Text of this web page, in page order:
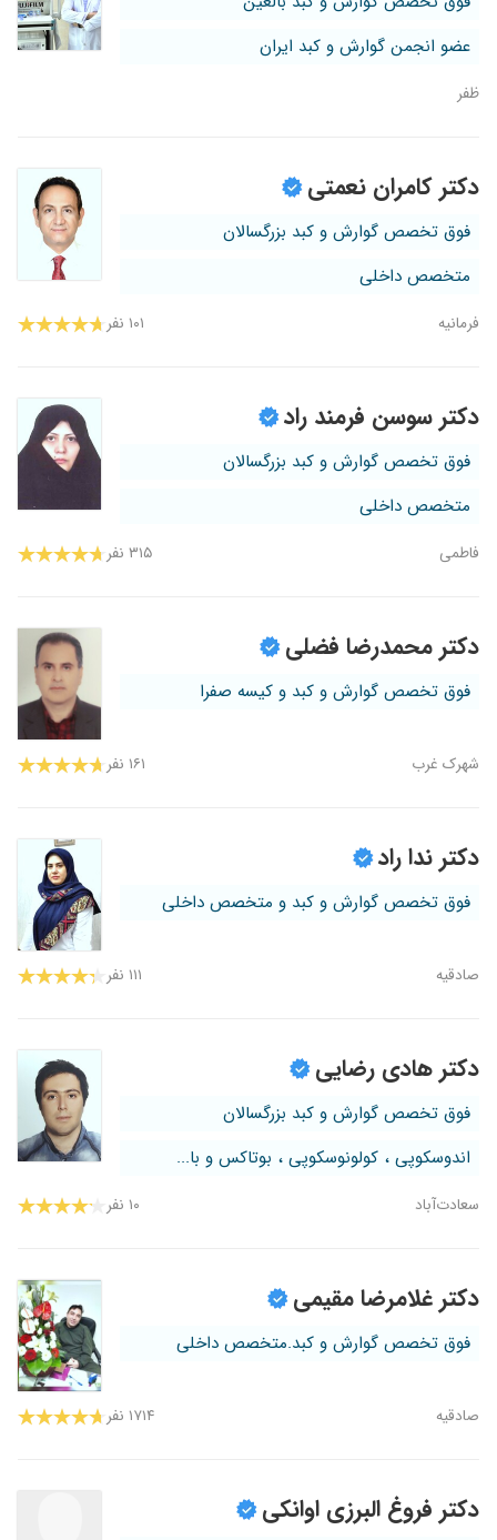
عضو انجمن گوارش و کبد ایران
ظفر
دکتر کامران نعمتی
فوق تخصص گوارش و کبد بزرگسالان
متخصص داخلی
فرمانیه ۱۰۱ نفر
دکتر سوسن فرمند راد
فوق تخصص گوارش و کبد بزرگسالان
متخصص داخلی
فاطمی ۳۱۵ نفر
دکتر محمدرضا فضلی
فوق تخصص گوارش و کبد و کیسه صفرا
شهرک غرب ۱۶۱ نفر
دکتر ندا راد
فوق تخصص گوارش و کبد و متخصص داخلی
صادقیه ۱۱۱ نفر
دکتر هادی رضایی
فوق تخصص گوارش و کبد بزرگسالان
اندوسکوپی ، کولونوسکوپی ، بوتاکس و با...
سعادت‌آباد ۱۰ نفر
دکتر غلامرضا مقیمی
فوق تخصص گوارش و کبد.متخصص داخلی
صادقیه ۱۷۱۴ نفر
دکتر فروغ البرزی اوانکی